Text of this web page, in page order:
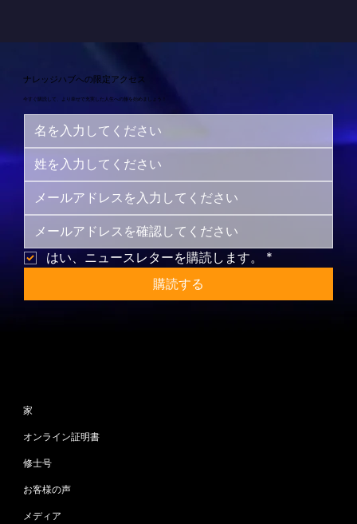
ナレッジハブへの限定アクセス
今すぐ購読して、より幸せで充実した人生への旅を始めましょう！
はい、ニュースレターを購読します。
*
購読する
家
オンライン証明書
修士号
お客様の声
メディア